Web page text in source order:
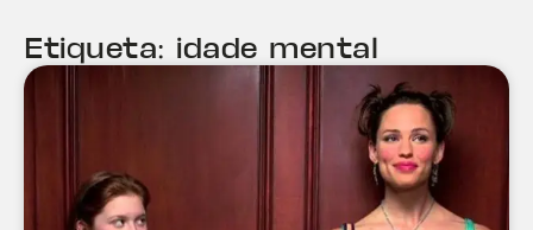
Etiqueta: idade mental